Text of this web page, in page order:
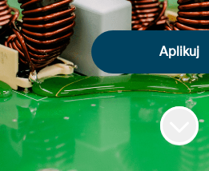
Aplikuj